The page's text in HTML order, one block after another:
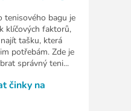
tenisového bagu je
klíčových faktorů,
tašku, která
potřebám. Zde je
správný teni...
činky na